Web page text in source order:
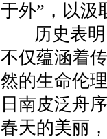
于外”，以
历史表明
不仅蕴涵着
然的生命伦
日南皮泛舟
春天的美丽